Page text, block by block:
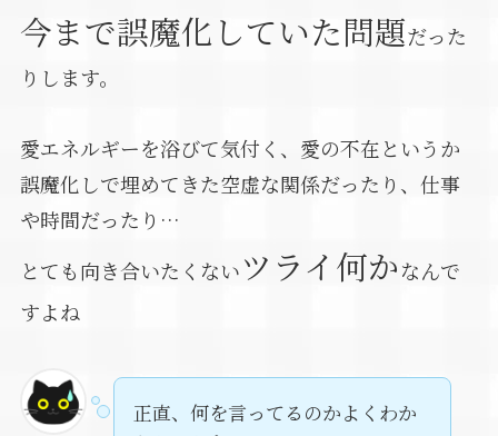
今まで誤魔化していた問題だった
りします。
愛エネルギーを浴びて気付く、愛の不在というか
誤魔化しで埋めてきた空虚な関係だったり、仕事
や時間だったり…
とても向き合いたくないツライ何かなんで
すよね
正直、何を言ってるのかよくわか